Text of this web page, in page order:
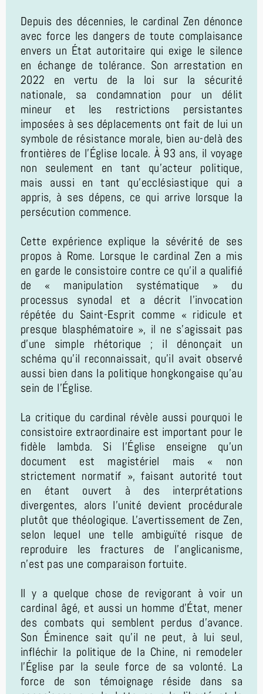
Depuis des décennies, le cardinal Zen dénonce
avec force les dangers de toute complaisance
envers un État autoritaire qui exige le silence
en échange de tolérance. Son arrestation en
2022 en vertu de la loi sur la sécurité
nationale, sa condamnation pour un délit
mineur et les restrictions persistantes
imposées à ses déplacements ont fait de lui un
symbole de résistance morale, bien au-delà des
frontières de l'Église locale. À 93 ans, il voyage
non seulement en tant qu'acteur politique,
mais aussi en tant qu'ecclésiastique qui a
appris, à ses dépens, ce qui arrive lorsque la
persécution commence.
Cette expérience explique la sévérité de ses
propos à Rome. Lorsque le cardinal Zen a mis
en garde le consistoire contre ce qu'il a qualifié
de « manipulation systématique » du
processus synodal et a décrit l'invocation
répétée du Saint-Esprit comme « ridicule et
presque blasphématoire », il ne s'agissait pas
d'une simple rhétorique ; il dénonçait un
schéma qu'il reconnaissait, qu'il avait observé
aussi bien dans la politique hongkongaise qu'au
sein de l'Église.
La critique du cardinal révèle aussi pourquoi le
consistoire extraordinaire est important pour le
fidèle lambda. Si l'Église enseigne qu'un
document est magistériel mais « non
strictement normatif », faisant autorité tout
en étant ouvert à des interprétations
divergentes, alors l'unité devient procédurale
plutôt que théologique. L'avertissement de Zen,
selon lequel une telle ambiguïté risque de
reproduire les fractures de l'anglicanisme,
n'est pas une comparaison fortuite.
Il y a quelque chose de revigorant à voir un
cardinal âgé, et aussi un homme d'État, mener
des combats qui semblent perdus d'avance.
Son Éminence sait qu'il ne peut, à lui seul,
infléchir la politique de la Chine, ni remodeler
l'Église par la seule force de sa volonté. La
force de son témoignage réside dans sa